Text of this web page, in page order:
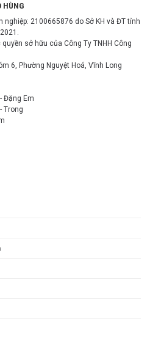
HÙNG
2100665876 do Sở KH và ĐT tỉnh
sở hữu của Công Ty TNHH Công
6, Phường Nguyệt Hoá, Vĩnh Long
Đặng Em
Trong